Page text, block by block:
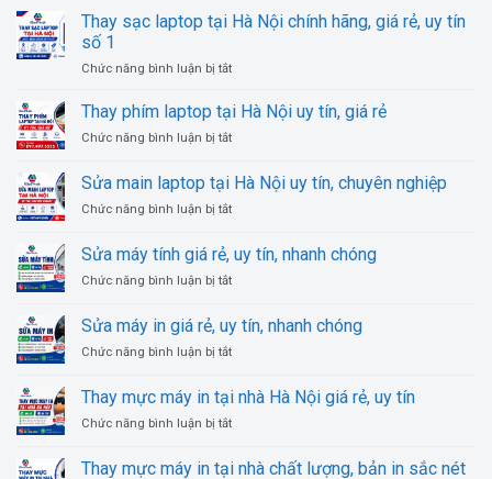
Hà
rẻ,
tín
1
bán
máy
cũ
rẻ,
tín,
lượng
Thay sạc laptop tại Hà Nội chính hãng, giá rẻ, uy tín
số 1
Chức năng bình luận bị tắtở
sạc
tại
Nội
hãng,
rẻ,
1
Thay phím laptop tại Hà Nội uy tín, giá rẻ
Chức năng bình luận bị tắtở
phím
laptop
tại
Nội
uy
tín,
rẻ
Sửa main laptop tại Hà Nội uy tín, chuyên nghiệp
Chức năng bình luận bị tắtở
main
laptop
tại
Nội
uy
tín,
nghiệp
Sửa máy tính giá rẻ, uy tín, nhanh chóng
Chức năng bình luận bị tắtở
máy
tính
giá
uy
nhanh
Sửa máy in giá rẻ, uy tín, nhanh chóng
Chức năng bình luận bị tắtở
máy
in
giá
uy
Thay mực máy in tại nhà Hà Nội giá rẻ, uy tín
Chức năng bình luận bị tắtở
mực
Thay mực máy in tại nhà chất lượng, bản in sắc nét